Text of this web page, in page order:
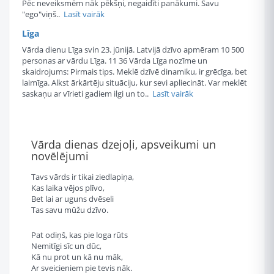
Pēc neveiksmēm nāk pēkšņi, negaidīti panākumi. Savu
"ego"viņš.. Lasīt vairāk
Līga
Vārda dienu Līga svin 23. jūnijā. Latvijā dzīvo apmēram 10 500
personas ar vārdu Līga. 11 36 Vārda Līga nozīme un
skaidrojums: Pirmais tips. Meklē dzīvē dinamiku, ir grēcīga, bet
laimīga. Alkst ārkārtēju situāciju, kur sevi apliecināt. Var meklēt
saskaņu ar vīrieti gadiem ilgi un to.. Lasīt vairāk
Vārda dienas dzejoļi, apsveikumi un
novēlējumi
Tavs vārds ir tikai ziedlapiņa,
Kas laika vējos plīvo,
Bet lai ar uguns dvēseli
Tas savu mūžu dzīvo.
Pat odiņš, kas pie loga rūts
Nemitīgi sīc un dūc,
Kā nu prot un kā nu māk,
Ar sveicieniem pie tevis nāk.